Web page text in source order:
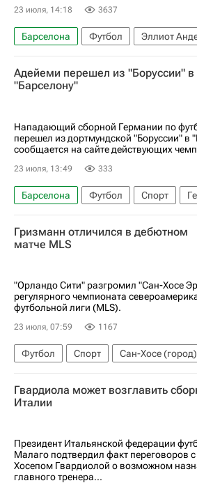
23 июля, 14:18 3637
Барселона Футбол
Эллиот
Сандро Тонали
Гонсалу Рамуш
Астон Вилла
Реал Мадрид
АПЛ 2026-2027 (Чемпионат Англии по
Чемпионат Испании по футболу
Бундеслига
Роберт Левандовский
Мохамед Салах
Юри Тилеманс
Манчестер
Эндрю Робертсон
Марк Кукурелья
Бернарду Силва
Авторы РИА
Материалы РИА Спорт
Трансферы
Трансферы в Серии А
Адейеми перешел из "Боруссии" в
"Барселону"
Нападающий сборной Германии по
перешел из дортмундской "Боруссии" в
сообщается на сайте действующих
23 июля, 13:49 333
Барселона Футбол Спорт
Испания
Боруссия (Дортмунд)
Гризманн отличился в дебютном
матче MLS
"Орландо Сити" разгромил "Сан-Хосе
регулярного чемпионата
футбольной лиги (MLS).
23 июля, 07:59 1167
Футбол Спорт
Сан-Хосе (город)
Франция
Антуан Гризманн
Роберт Левандовский
Орландо
Major League Soccer 2025
Суперкубок Испании
Гвардиола может возглавить
Италии
Президент Итальянской федерации
Малаго подтвердил факт переговоров
Хосепом Гвардиолой о возможном
главного тренера...